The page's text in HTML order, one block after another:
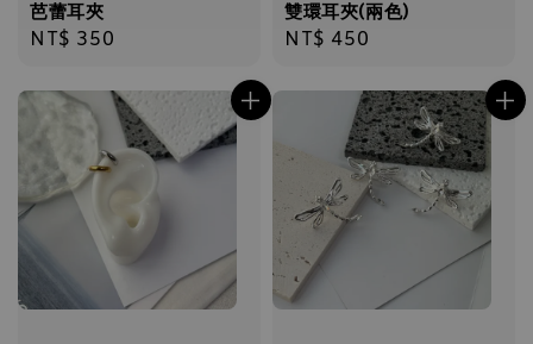
芭蕾耳夾
Regular
NT$ 350
雙環耳夾(兩色)
Regular
NT$ 450